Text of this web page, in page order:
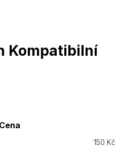
Kompatibilní
Cena
150 Kč